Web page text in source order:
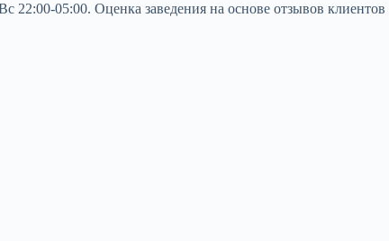
05:00. Оценка заведения на основе отзывов клиентов